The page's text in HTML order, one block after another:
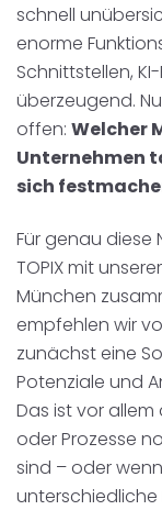
schnell
enorme
Schnittstellen,
überzeugend.
offen:Welcher
Unternehmen
sich
Für genau diese
TOPIX mit
München
empfehlen wir
zunächst eine
Potenziale und
Das ist vor allem
oder Prozesse
sind – oder